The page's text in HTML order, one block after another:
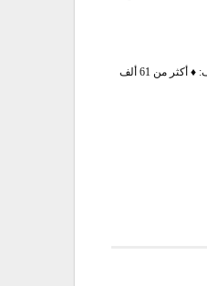
♦️
أكثر من 61 ألف